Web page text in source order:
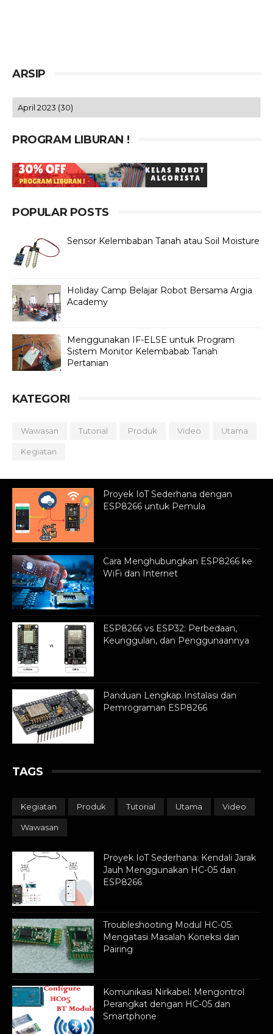
ARSIP
PROGRAM LIBURAN !
POPULAR POSTS
Sensor Kelembaban Tanah atau Soil Moisture
Holiday Camp Belajar Robot Bersama Argia
Academy
Menggunakan IF-ELSE untuk Program
Sistem Monitor Kelembabab Tanah
Pertanian
KATEGORI
Wawasan Tutorial Produk Video Utama
Kegiatan
Proyek IoT Sederhana dengan
ESP8266 untuk Pemula
Cara Menghubungkan ESP8266 ke
WiFi dan Internet
ESP8266 vs ESP32: Perbedaan,
Keunggulan, dan Penggunaannya
Panduan Lengkap Instalasi dan
Pemrograman ESP8266
TAGS
Kegiatan Produk Tutorial Utama Video
Wawasan
Proyek IoT Sederhana: Kendali Jarak
Jauh Menggunakan HC-05 dan
ESP8266
Troubleshooting Modul HC-05:
Mengatasi Masalah Koneksi dan
Pairing
Komunikasi Nirkabel: Mengontrol
Perangkat dengan HC-05 dan
Smartphone